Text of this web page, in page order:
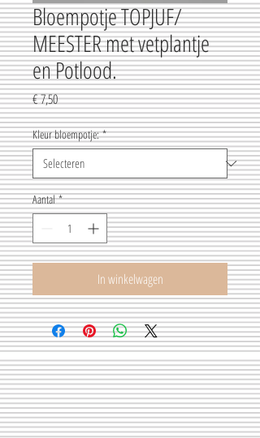
Bloempotje TOPJUF/
MEESTER met vetplantje
en Potlood.
€ 7,50Prijs
Kleur bloempotje: *
Aantal *
In winkelwagen